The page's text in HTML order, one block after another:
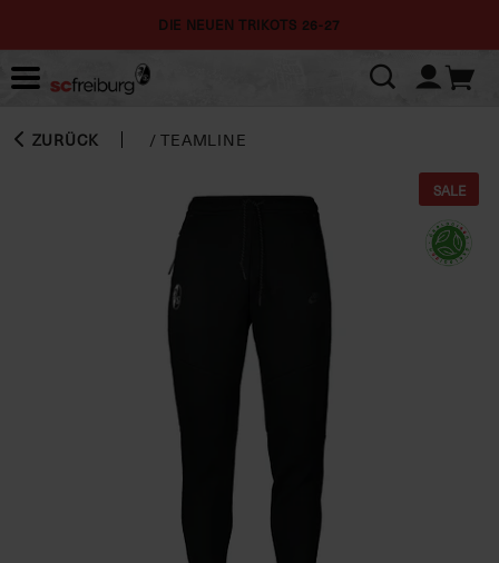
DIE NEUEN TRIKOTS 26-27
ZURÜCK /TEAMLINE
SALE